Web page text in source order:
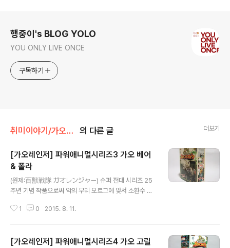
행중이's BLOG YOLO
YOU ONLY LIVE ONCE
구독하기
취미이야기/가오렌쟈 의 다른 글 더보기
[가오레인저] 파워애니멀시리즈3 가오 베어
& 폴라
(원제:百獣戦隊 ガオレンジャー) 슈퍼 전대 시리즈 25
주년 기념 작품으로써 악의 무리 오르그에 맞서 소환수 파
습니다. 25주년 기념작 답게 작품 완성도는 물론, 꽃미남
의 전대 완구를 이야기를 할 때 그 누구도 부정할 수 없는
1 0 2015. 8. 11.
[가오레인저] 파워애니멀시리즈4 가오 고릴